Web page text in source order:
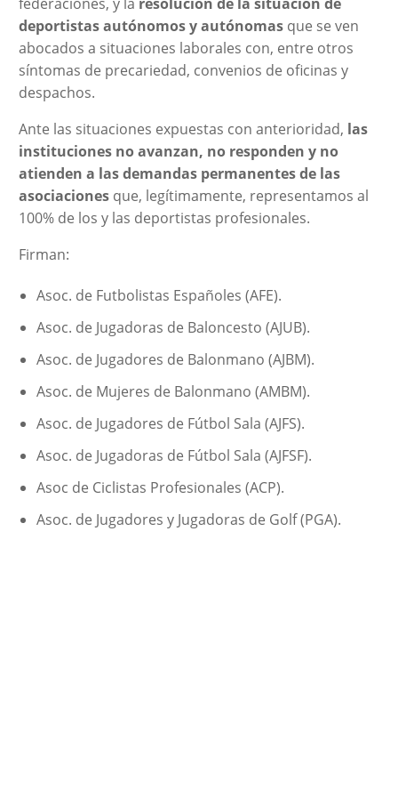
deportistas autónomos y autónomasque se ven
abocados a situaciones laborales con, entre otros
síntomas de precariedad, convenios de oficinas y
despachos.
Ante las situaciones expuestas con anterioridad, las
instituciones no avanzan, no responden y no
atienden a las demandas permanentes de las
asociaciones que, legítimamente, representamos al
100% de los y las deportistas profesionales.
Firman:
Asoc. de Futbolistas Españoles (AFE).
Asoc. de Jugadoras de Baloncesto (AJUB).
Asoc. de Jugadores de Balonmano (AJBM).
Asoc. de Mujeres de Balonmano (AMBM).
Asoc. de Jugadores de Fútbol Sala (AJFS).
Asoc. de Jugadoras de Fútbol Sala (AJFSF).
Asoc de Ciclistas Profesionales (ACP).
Asoc. de Jugadores y Jugadoras de Golf (PGA).